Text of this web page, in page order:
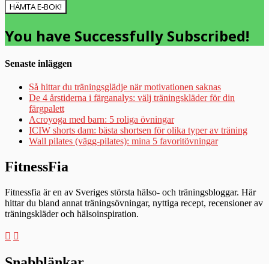
HÄMTA E-BOK!
You have Successfully Subscribed!
Senaste inläggen
Så hittar du träningsglädje när motivationen saknas
De 4 årstiderna i färganalys: välj träningskläder för din
färgpalett
Acroyoga med barn: 5 roliga övningar
ICIW shorts dam: bästa shortsen för olika typer av träning
Wall pilates (vägg-pilates): mina 5 favoritövningar
FitnessFia
Fitnessfia är en av Sveriges största hälso- och träningsbloggar. Här
hittar du bland annat träningsövningar, nyttiga recept, recensioner av
träningskläder och hälsoinspiration.